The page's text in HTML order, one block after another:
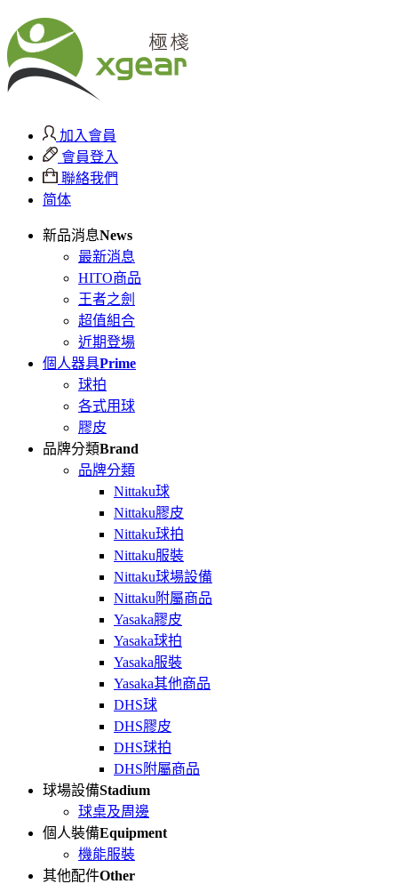
加入會員
會員登入
聯絡我們
简体
新品消息News
最新消息
HITO商品
王者之劍
超值組合
近期登場
個人器具Prime
球拍
各式用球
膠皮
品牌分類Brand
品牌分類
Nittaku球
Nittaku膠皮
Nittaku球拍
Nittaku服裝
Nittaku球場設備
Nittaku附屬商品
Yasaka膠皮
Yasaka球拍
Yasaka服裝
Yasaka其他商品
DHS球
DHS膠皮
DHS球拍
DHS附屬商品
球場設備Stadium
球桌及周邊
個人裝備Equipment
機能服裝
其他配件Other